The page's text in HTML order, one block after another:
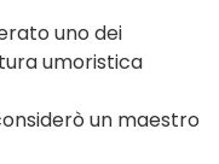
uno dei
umoristica
un maestro